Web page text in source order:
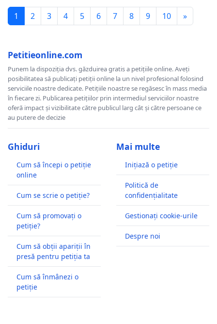
1 2 3 4 5 6 7 8 9 10 »
Petitieonline.com
Punem la dispoziția dvs. găzduirea gratis a petițiile online. Aveți
posibilitatea să publicați petiții online la un nivel profesional folosind
serviciile noastre dedicate. Petițiile noastre se regăsesc în mass media
în fiecare zi. Publicarea petițiilor prin intermediul serviciilor noastre
oferă impact și vizibilitate către publicul larg cât și către persoane ce
au putere de decizie
Ghiduri
Cum să începi o petiție
online
Cum se scrie o petiție?
Cum să promovați o
petiție?
Cum să obții apariții în
presă pentru petiția ta
Cum să înmânezi o
petiție
Mai multe
Inițiază o petiție
Politică de
confidențialitate
Gestionați cookie-urile
Despre noi